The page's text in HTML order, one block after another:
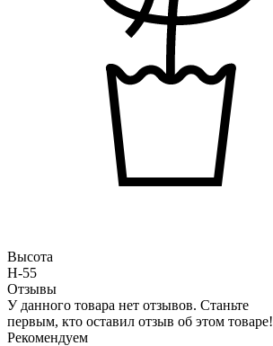
Высота
H-55
Отзывы
У данного товара нет отзывов. Станьте
первым, кто оставил отзыв об этом товаре!
Рекомендуем